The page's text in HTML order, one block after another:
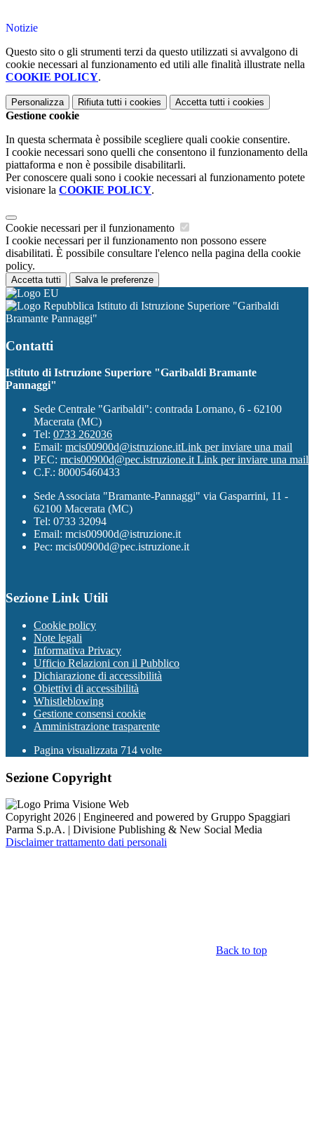
Notizie
Questo sito o gli strumenti terzi da questo utilizzati si avvalgono di
cookie necessari al funzionamento ed utili alle finalità illustrate nella
COOKIE POLICY.
Personalizza Rifiuta tutti i cookies Accetta tutti i cookies
Gestione cookie
In questa schermata è possibile scegliere quali cookie consentire.
I cookie necessari sono quelli che consentono il funzionamento della
piattaforma e non è possibile disabilitarli.
Per conoscere quali sono i cookie necessari al funzionamento potete
visionare la COOKIE POLICY.
Cookie necessari per il funzionamento
I cookie necessari per il funzionamento non possono essere
disabilitati. È possibile consultare l'elenco nella pagina della cookie
policy.
Accetta tutti Salva le preferenze
Istituto di Istruzione Superiore "Garibaldi
Bramante Pannaggi"
Contatti
Istituto di Istruzione Superiore "Garibaldi Bramante
Pannaggi"
Sede Centrale "Garibaldi": contrada Lornano, 6 - 62100
Macerata (MC)
Tel: 0733 262036
Email: mcis00900d@istruzione.itLink per inviare una mail
PEC: mcis00900d@pec.istruzione.itLink per inviare una mail
C.F.: 80005460433
Sede Associata "Bramante-Pannaggi" via Gasparrini, 11 -
62100 Macerata (MC)
Tel: 0733 32094
Email: mcis00900d@istruzione.it
Pec: mcis00900d@pec.istruzione.it
Sezione Link Utili
Cookie policy
Note legali
Informativa Privacy
Ufficio Relazioni con il Pubblico
Dichiarazione di accessibilità
Obiettivi di accessibilità
Whistleblowing
Gestione consensi cookie
Amministrazione trasparente
Pagina visualizzata 714 volte
Sezione Copyright
Copyright 2026 | Engineered and powered by Gruppo Spaggiari
Parma S.p.A. | Divisione Publishing & New Social Media
Disclaimer trattamento dati personali
Back to top